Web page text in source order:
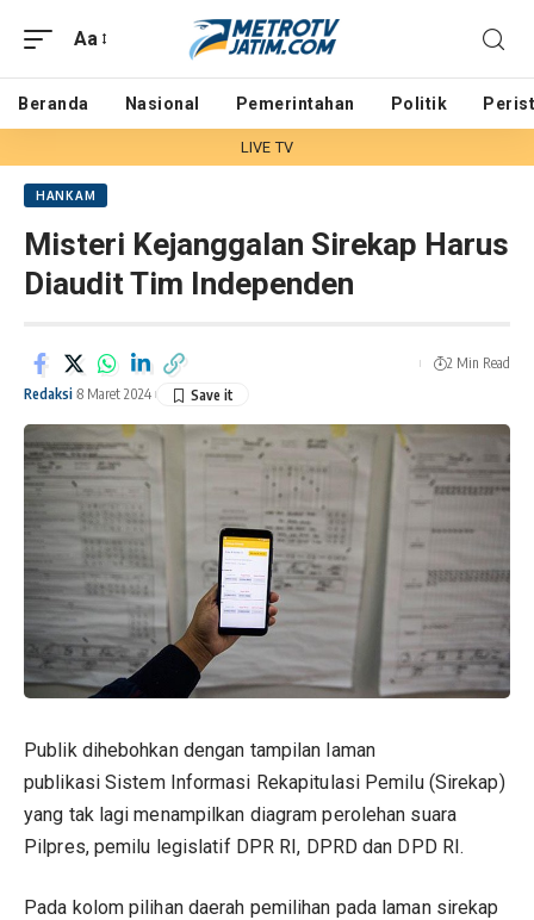
Aa
Beranda Nasional Pemerintahan Politik
LIVE TV
HANKAM
Misteri Kejanggalan Sirekap Harus
Diaudit Tim Independen
Redaksi 8 Maret 2024
2 Min Read
Publik dihebohkan dengan tampilan laman
publikasi Sistem Informasi Rekapitulasi Pemilu(Sirekap)
yang tak lagi menampilkan diagram perolehan suara
Pilpres, pemilu legislatifDPR RI, DPRD dan DPD RI.
Pada kolom pilihan daerah pemilihan pada laman sirekap